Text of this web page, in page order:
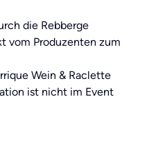
die Rebberge
vom Produzenten zum
Wein & Raclette
ist nicht im Event